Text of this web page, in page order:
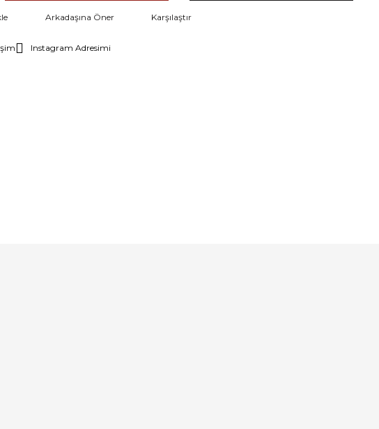
Arkadaşına Öner Karşılaştır
Instagram Adresimi